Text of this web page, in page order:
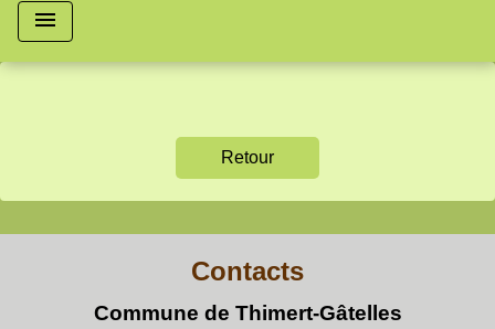
menu
Retour
Contacts
Commune de Thimert-Gâtelles